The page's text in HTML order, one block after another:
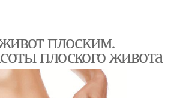
Упражнения для
уменьшения
плоским.
плоского живота